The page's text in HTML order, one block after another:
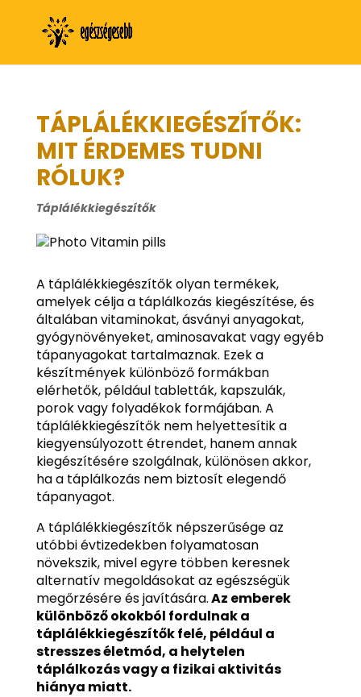
TÁPLÁLÉKKIEGÉSZÍTŐK:
MIT ÉRDEMES TUDNI
RÓLUK?
Táplálékkiegészítők
A táplálékkiegészítők olyan termékek,
amelyek célja a táplálkozás kiegészítése, és
általában vitaminokat, ásványi anyagokat,
gyógynövényeket, aminosavakat vagy egyéb
tápanyagokat tartalmaznak. Ezek a
készítmények különböző formákban
elérhetők, például tabletták, kapszulák,
porok vagy folyadékok formájában. A
táplálékkiegészítők nem helyettesítik a
kiegyensúlyozott étrendet, hanem annak
kiegészítésére szolgálnak, különösen akkor,
ha a táplálkozás nem biztosít elegendő
tápanyagot.
A táplálékkiegészítők népszerűsége az
utóbbi évtizedekben folyamatosan
növekszik, mivel egyre többen keresnek
alternatív megoldásokat az egészségük
megőrzésére és javítására.Az emberek
különböző okokból fordulnak a
táplálékkiegészítők felé, például a
stresszes életmód, a helytelen
táplálkozás vagy a fizikai aktivitás
hiánya miatt.